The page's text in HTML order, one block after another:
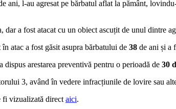
ani, l-au agresat pe bărbatul aflat la pământ,
a fost atacat cu un obiect ascuțit de unul dintre
atac a fost găsit asupra bărbatului de 38 de ani și a
dispus arestarea preventivă pentru o perioadă de 30
3, având în vedere infracțiunile de lovire sau
fi vizualizată direct aici.